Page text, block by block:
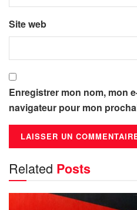
Site web
Enregistrer mon nom, mon
navigateur pour mon
Related Posts